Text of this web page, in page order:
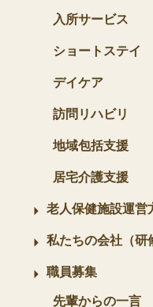
入所サービス
ショートステイ
デイケア
訪問リハビリ
地域包括支援
居宅介護支援
老人保健施設運営
私たちの会社（研
職員募集
先輩からの一言